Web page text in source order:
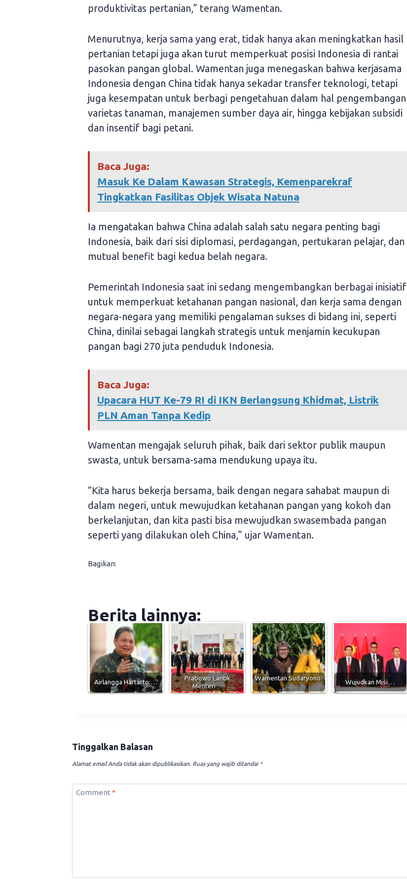
produktivitas pertanian,” terang Wamentan.
Menurutnya, kerja sama yang erat, tidak hanya akan meningkatkan hasil
pertanian tetapi juga akan turut memperkuat posisi Indonesia di rantai
pasokan pangan global. Wamentan juga menegaskan bahwa kerjasama
Indonesia dengan China tidak hanya sekadar transfer teknologi, tetapi
juga kesempatan untuk berbagi pengetahuan dalam hal pengembangan
varietas tanaman, manajemen sumber daya air, hingga kebijakan subsidi
dan insentif bagi petani.
Baca Juga:
Masuk Ke Dalam Kawasan Strategis, Kemenparekraf
Tingkatkan Fasilitas Objek Wisata Natuna
Ia mengatakan bahwa China adalah salah satu negara penting bagi
Indonesia, baik dari sisi diplomasi, perdagangan, pertukaran pelajar, dan
mutual benefit bagi kedua belah negara.
Pemerintah Indonesia saat ini sedang mengembangkan berbagai inisiatif
untuk memperkuat ketahanan pangan nasional, dan kerja sama dengan
negara-negara yang memiliki pengalaman sukses di bidang ini, seperti
China, dinilai sebagai langkah strategis untuk menjamin kecukupan
pangan bagi 270 juta penduduk Indonesia.
Baca Juga:
Upacara HUT Ke-79 RI di IKN Berlangsung Khidmat, Listrik
PLN Aman Tanpa Kedip
Wamentan mengajak seluruh pihak, baik dari sektor publik maupun
swasta, untuk bersama-sama mendukung upaya itu.
“Kita harus bekerja bersama, baik dengan negara sahabat maupun di
dalam negeri, untuk mewujudkan ketahanan pangan yang kokoh dan
berkelanjutan, dan kita pasti bisa mewujudkan swasembada pangan
seperti yang dilakukan oleh China,” ujar Wamentan.
Bagikan:
Berita lainnya:
Airlangga Hartarto:…
Prabowo Lantik
Menteri…
Wamentan Sudaryono:
…
Wujudkan Misi…
Tinggalkan Balasan
Alamat email Anda tidak akan dipublikasikan. Ruas yang wajib ditandai *
Comment *